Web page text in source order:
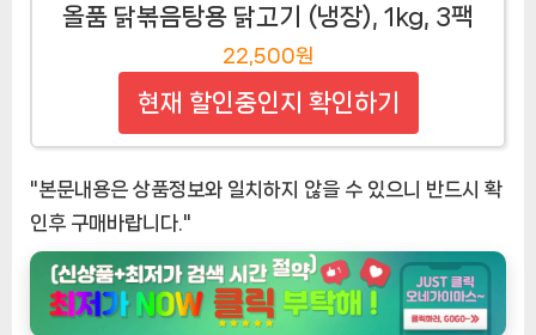
올품 닭볶음탕용 닭고기 (냉장), 1kg, 3팩
22,500원
현재 할인중인지 확인하기
"본문내용은 상품정보와 일치하지 않을 수 있으니 반드시 확
인후 구매바랍니다."